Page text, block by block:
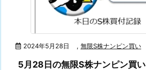
2024年5月28日 , 無限S株ナンピン買い
5月28日の無限S株ナンピン買い